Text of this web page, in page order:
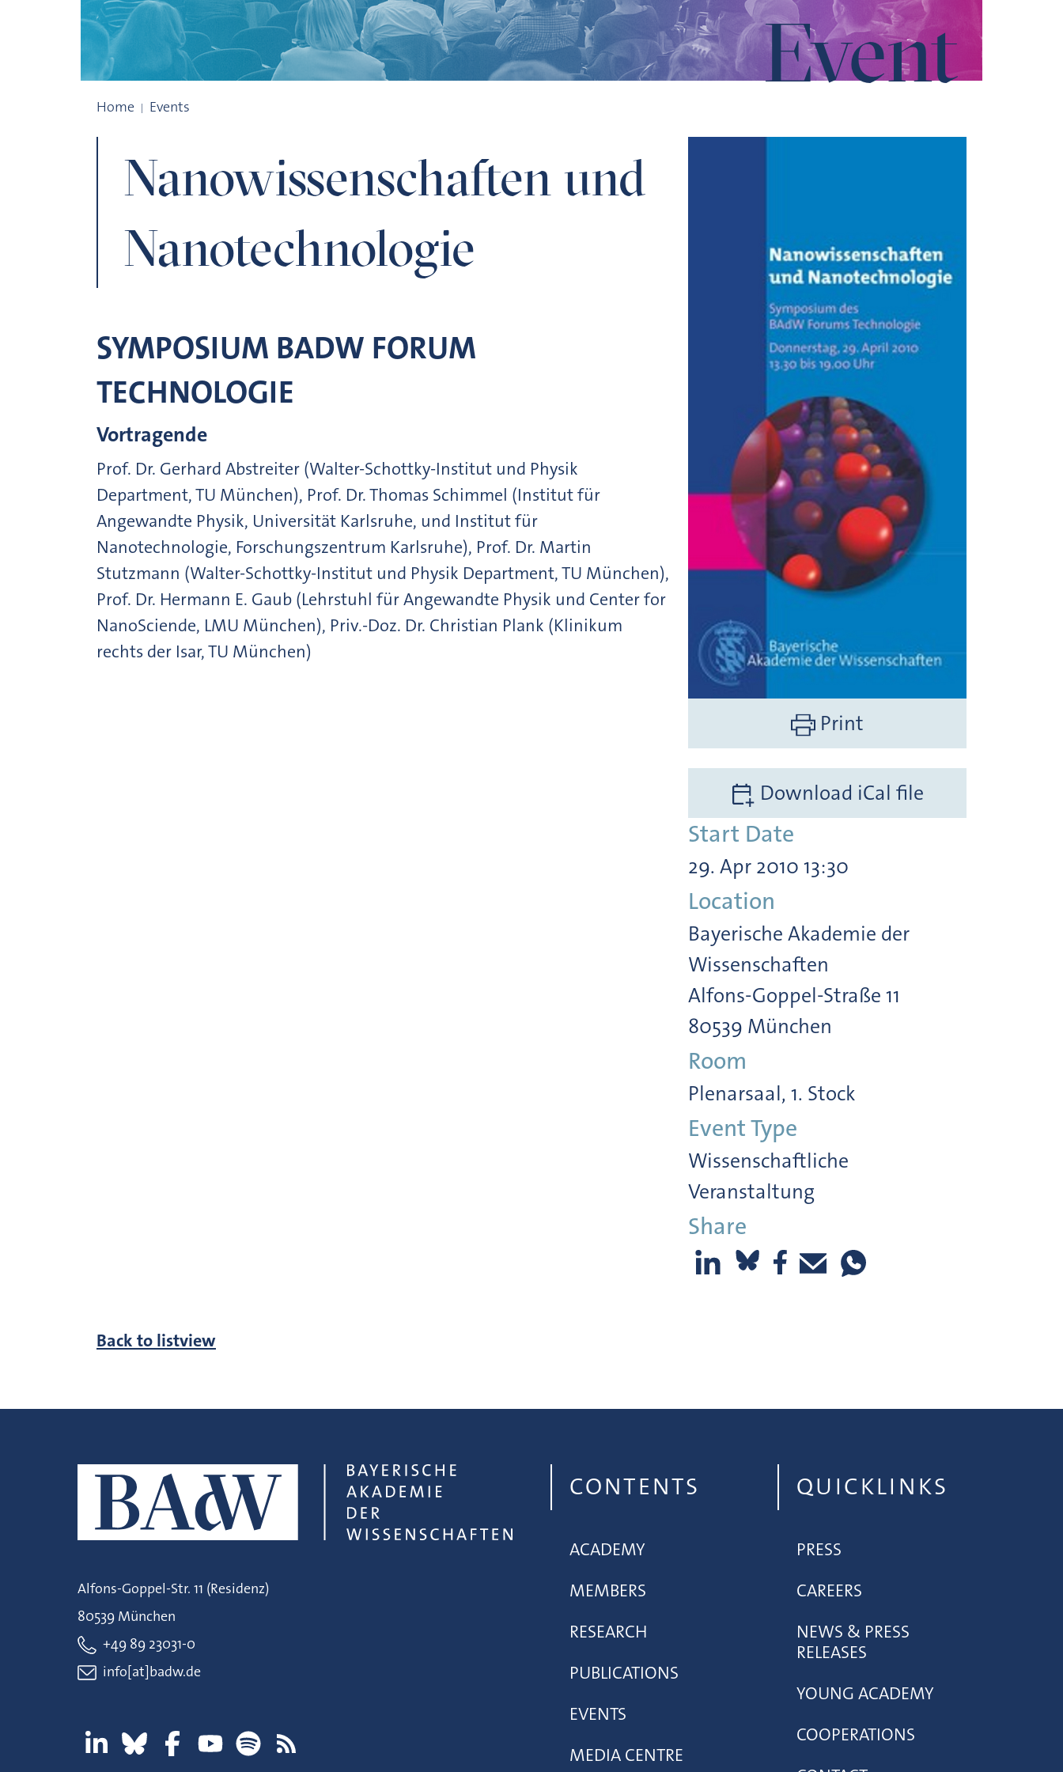
Event
Home Events
Nanowissenschaften und
Nanotechnologie
SYMPOSIUM BADW FORUM
TECHNOLOGIE
Vortragende
Prof. Dr. Gerhard Abstreiter (Walter-Schottky-Institut und Physik
Department, TU München), Prof. Dr. Thomas Schimmel (Institut für
Angewandte Physik, Universität Karlsruhe, und Institut für
Nanotechnologie, Forschungszentrum Karlsruhe), Prof. Dr. Martin
Stutzmann (Walter-Schottky-Institut und Physik Department, TU München),
Prof. Dr. Hermann E. Gaub (Lehrstuhl für Angewandte Physik und Center for
NanoSciende, LMU München), Priv.-Doz. Dr. Christian Plank (Klinikum
rechts der Isar, TU München)
Print
Download iCal file
Start Date
29. Apr 2010 13:30
Location
Bayerische Akademie der
Wissenschaften
Alfons-Goppel-Straße 11
80539 München
Room
Plenarsaal, 1. Stock
Event Type
Wissenschaftliche
Veranstaltung
Share
Back to listview
Alfons-Goppel-Str. 11 (Residenz)
80539 München
+49 89 23031-0
info[at]badw.de
CONTENTS
ACADEMY
MEMBERS
RESEARCH
PUBLICATIONS
EVENTS
MEDIA CENTRE
QUICKLINKS
PRESS
CAREERS
NEWS & PRESS
RELEASES
YOUNG ACADEMY
COOPERATIONS